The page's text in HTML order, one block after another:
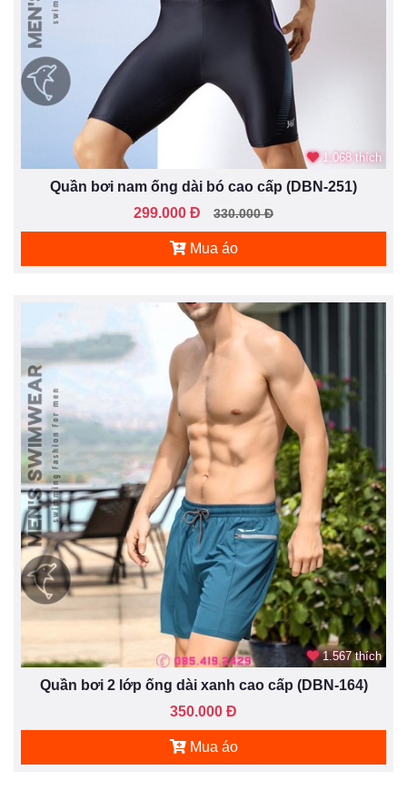
1.068 thích
Quần bơi nam ống dài bó cao cấp (DBN-251)
299.000 Đ
330.000 Đ
Mua áo
1.567 thích
Quần bơi 2 lớp ống dài xanh cao cấp (DBN-164)
350.000 Đ
Mua áo